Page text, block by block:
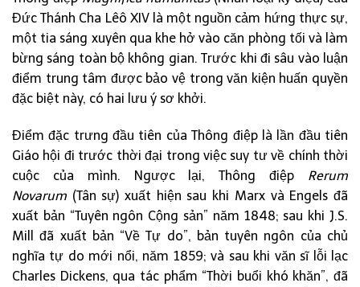
Đức Thánh Cha Lêô XIV là một nguồn cảm hứng thực sự,
một tia sáng xuyên qua khe hở vào căn phòng tối và làm
bừng sáng toàn bộ không gian. Trước khi đi sâu vào luận
điểm trung tâm được bảo vệ trong văn kiện huấn quyền
đặc biệt này, có hai lưu ý sơ khởi.
Điểm đặc trưng đầu tiên của Thông điệp là lần đầu tiên
Giáo hội đi trước thời đại trong việc suy tư về chính thời
cuộc của mình. Ngược lại, Thông điệp Rerum
Novarum (Tân sự) xuất hiện sau khi Marx và Engels đã
xuất bản “Tuyên ngôn Cộng sản” năm 1848; sau khi J.S.
Mill đã xuất bản “Về Tự do”, bản tuyên ngôn của chủ
nghĩa tự do mới nổi, năm 1859; và sau khi văn sĩ lỗi lạc
Charles Dickens, qua tác phẩm “Thời buổi khó khăn”, đã